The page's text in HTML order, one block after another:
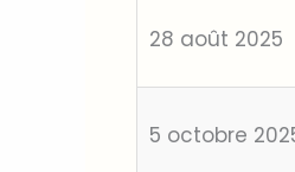
28 août 2025
5 octobre